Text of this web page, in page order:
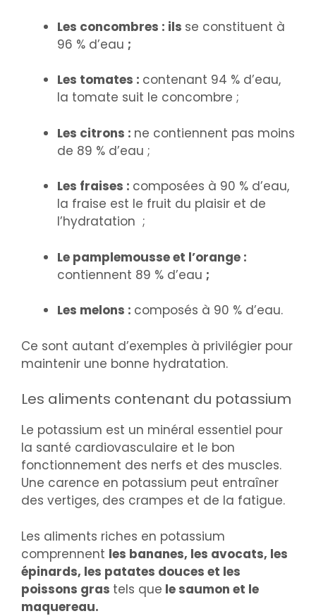
Les concombres : ils se constituent à
96 % d’eau ;
Les tomates : contenant 94 % d’eau,
la tomate suit le concombre ;
Les citrons : ne contiennent pas moins
de 89 % d’eau ;
Les fraises : composées à 90 % d’eau,
la fraise est le fruit du plaisir et de
l’hydratation ;
Le pamplemousse et l’orange :
contiennent 89 % d’eau ;
Les melons : composés à 90 % d’eau.
Ce sont autant d’exemples à privilégier pour
maintenir une bonne hydratation.
Les aliments contenant du potassium
Le potassium est un minéral essentiel pour
la santé cardiovasculaire et le bon
fonctionnement des nerfs et des muscles.
Une carence en potassium peut entraîner
des vertiges, des crampes et de la fatigue.
Les aliments riches en potassium
comprennent les bananes, les avocats, les
épinards, les patates douces et les
poissons gras tels que le saumon et le
maquereau.